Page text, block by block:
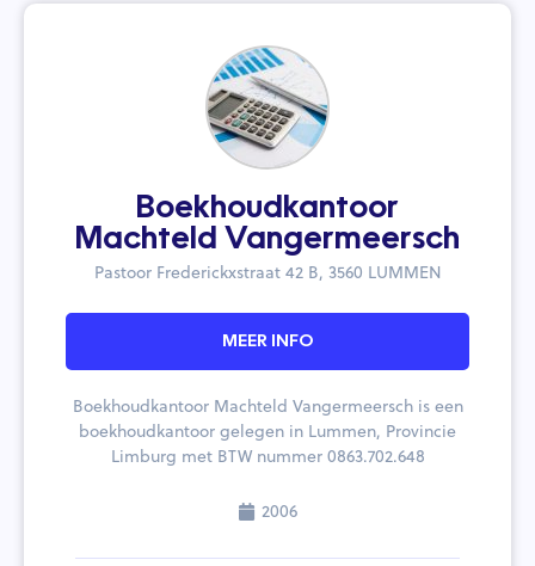
Boekhoudkantoor
Machteld Vangermeersch
Pastoor Frederickxstraat 42 B, 3560 LUMMEN
MEER INFO
Boekhoudkantoor Machteld Vangermeersch is een
boekhoudkantoor gelegen in Lummen, Provincie
Limburg met BTW nummer 0863.702.648
2006